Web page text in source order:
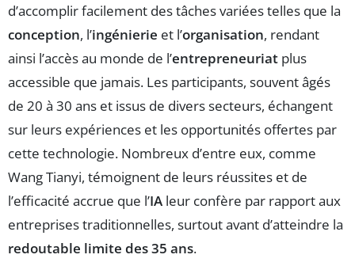
d’accomplir facilement des tâches variées telles que la
conception, l’ingénierie et l’organisation, rendant
ainsi l’accès au monde de l’entrepreneuriat plus
accessible que jamais. Les participants, souvent âgés
de 20 à 30 ans et issus de divers secteurs, échangent
sur leurs expériences et les opportunités offertes par
cette technologie. Nombreux d’entre eux, comme
Wang Tianyi, témoignent de leurs réussites et de
l’efficacité accrue que l’IA leur confère par rapport aux
entreprises traditionnelles, surtout avant d’atteindre la
redoutable limite des 35 ans.